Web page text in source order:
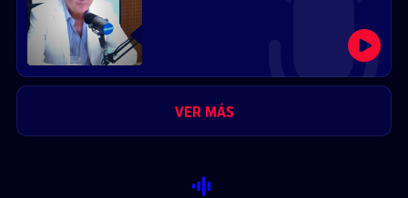
VER MÁS